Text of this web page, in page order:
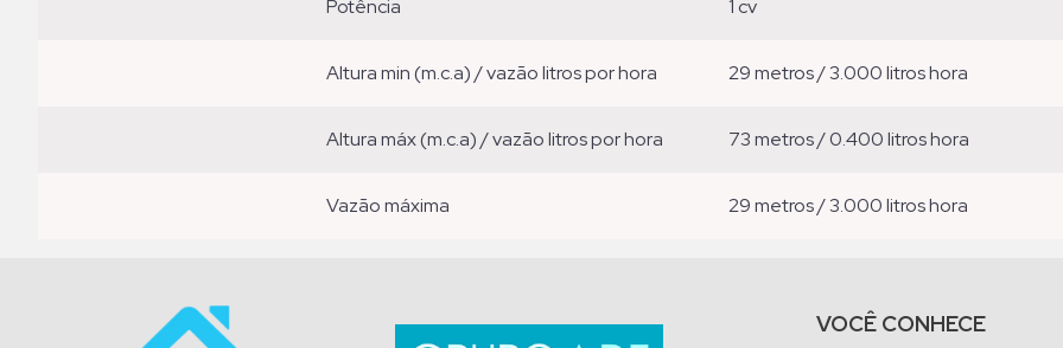
potência 1 cv
altura min (m.c.a) / vazão litros por hora 29 metros / 3.000 litros hora
altura máx (m.c.a) / vazão litros por hora 73 metros / 0.400 litros hora
vazão máxima 29 metros / 3.000 litros hora
VOCÊ CONHECE